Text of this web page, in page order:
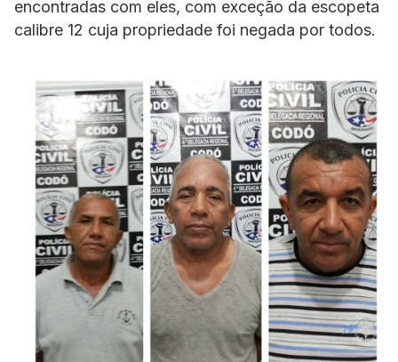
encontradas com eles, com exceção da escopeta
calibre 12 cuja propriedade foi negada por todos.